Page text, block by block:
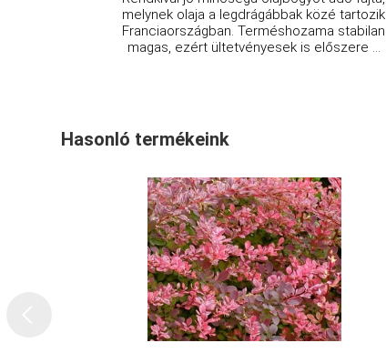
melynek olaja a legdrágábbak közé tartozik
Franciaországban. Terméshozama stabilan
magas, ezért ültetvényesek is előszere ...
Hasonló termékeink